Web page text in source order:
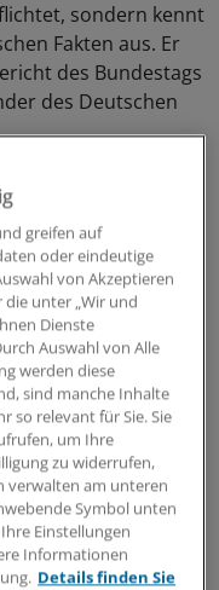
sondern kennt
Fakten aus. Er
des Bundestags
des Deutschen
Emotionen und
knallharte
geht, das machte
Cornel Sieber
es dringend
den
immer mehr
Menschen
er.
verhindert und
greifen auf
oder eindeutige
von Akzeptieren
die unter „Wir und
Dienste
Auswahl von Alle
werden diese
sind manche Inhalte
so relevant für Sie. Sie
um Ihre
zu widerrufen,
verwalten am unteren
Symbol unten
Einstellungen
Informationen
Details finden Sie